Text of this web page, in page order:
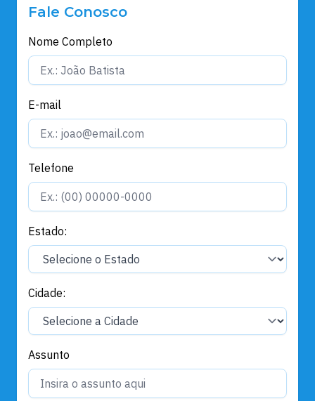
Fale Conosco
Nome Completo
E-mail
Telefone
Estado:
Cidade:
Assunto